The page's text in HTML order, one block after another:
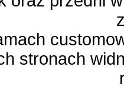
stronach